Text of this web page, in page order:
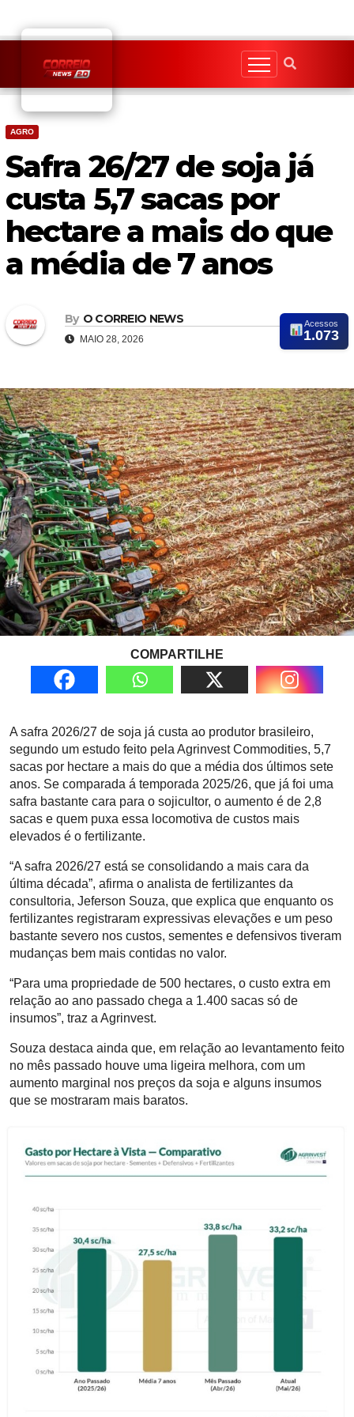
content
AGRO
Safra 26/27 de soja já
custa 5,7 sacas por
hectare a mais do que
a média de 7 anos
By O CORREIO NEWS
MAIO 28, 2026
Acessos
1.073
COMPARTILHE
A safra 2026/27 de soja já custa ao produtor brasileiro,
segundo um estudo feito pela Agrinvest Commodities, 5,7
sacas por hectare a mais do que a média dos últimos sete
anos. Se comparada á temporada 2025/26, que já foi uma
safra bastante cara para o sojicultor, o aumento é de 2,8
sacas e quem puxa essa locomotiva de custos mais
elevados é o fertilizante.
“A safra 2026/27 está se consolidando a mais cara da
última década”, afirma o analista de fertilizantes da
consultoria, Jeferson Souza, que explica que enquanto os
fertilizantes registraram expressivas elevações e um peso
bastante severo nos custos, sementes e defensivos tiveram
mudanças bem mais contidas no valor.
“Para uma propriedade de 500 hectares, o custo extra em
relação ao ano passado chega a 1.400 sacas só de
insumos”, traz a Agrinvest.
Souza destaca ainda que, em relação ao levantamento feito
no mês passado houve uma ligeira melhora, com um
aumento marginal nos preços da soja e alguns insumos
que se mostraram mais baratos.